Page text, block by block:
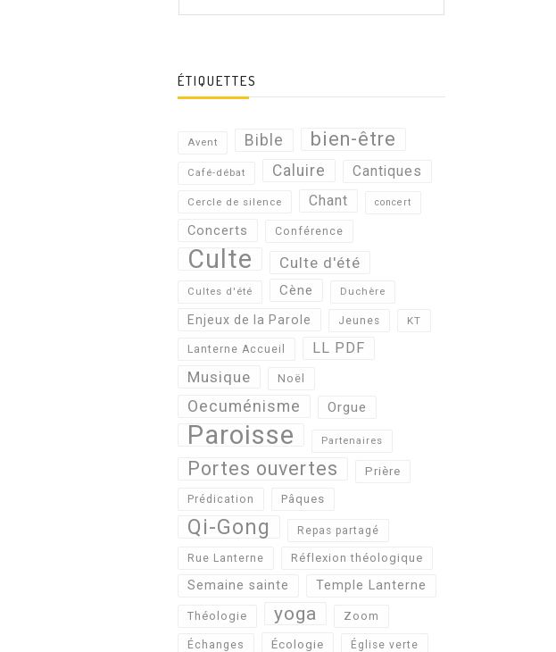
ÉTIQUETTES
Avent Bible bien-être
Café-débat Caluire Cantiques
Cercle de silence Chant concert
Concerts Conférence
Culte Culte d'été
Cultes d'été Cène Duchère
Enjeux de la Parole Jeunes KT
Lanterne Accueil LL PDF
Musique Noël
Oecuménisme Orgue
Paroisse Partenaires
Portes ouvertes Prière
Prédication Pâques
Qi-Gong Repas partagé
Rue Lanterne Réflexion théologique
Semaine sainte Temple Lanterne
Théologie yoga Zoom
Échanges Écologie Église verte